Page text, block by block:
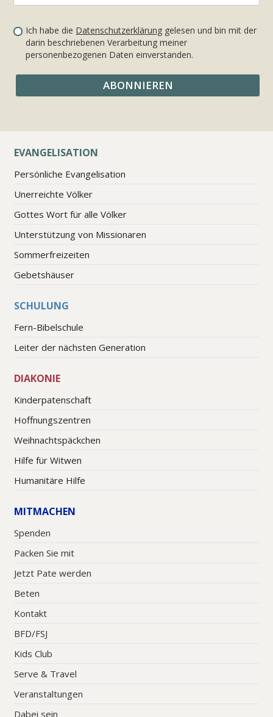
Ich habe die Datenschutzerklärung gelesen und bin mit der
darin beschriebenen Verarbeitung meiner
personenbezogenen Daten einverstanden.
EVANGELISATION
Persönliche Evangelisation
Unerreichte Völker
Gottes Wort für alle Völker
Unterstützung von Missionaren
Sommerfreizeiten
Gebetshäuser
SCHULUNG
Fern-Bibelschule
Leiter der nächsten Generation
DIAKONIE
Kinderpatenschaft
Hoffnungszentren
Weihnachtspäckchen
Hilfe für Witwen
Humanitäre Hilfe
MITMACHEN
Spenden
Packen Sie mit
Jetzt Pate werden
Beten
Kontakt
BFD/FSJ
Kids Club
Serve & Travel
Veranstaltungen
Dabei sein